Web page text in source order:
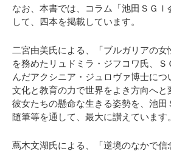
なお、本書では、コラム「池田ＳＧＩ
して、四本を掲載しています。
二宮由美氏による、「ブルガリアの
を務めたリュドミラ・ジフコワ氏、
んだアクシニア・ジュロヴァ博士につ
文化と教育の力で世界をよき方向へと
彼女たちの懸命な生きる姿勢を、池田
随筆等を通して、最大に讃えています。
蔦木文湖氏による、「逆境のなかで